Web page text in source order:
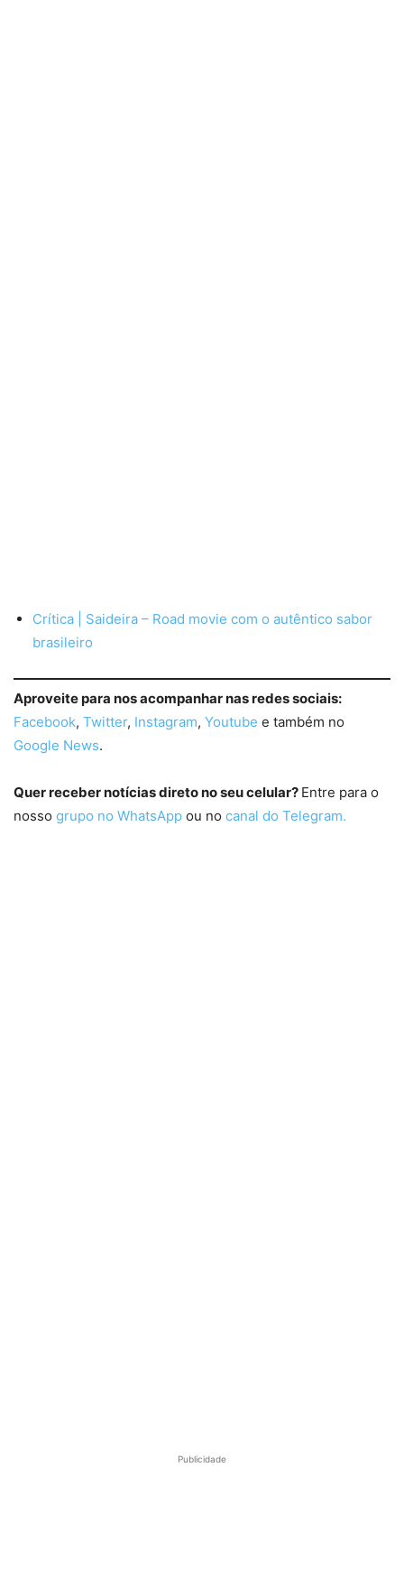
Crítica | Saideira – Road movie com o autêntico sabor
brasileiro
Aproveite para nos acompanhar nas redes sociais:
Facebook, Twitter, Instagram, Youtube e também no
Google News.
Quer receber notícias direto no seu celular? Entre para o
nosso grupo no WhatsApp ou no canal do Telegram.
Publicidade